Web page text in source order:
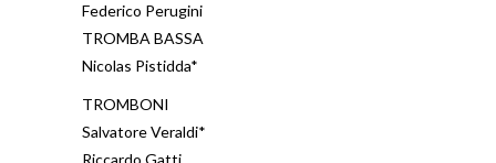
Federico Perugini
TROMBA BASSA
Nicolas Pistidda*
TROMBONI
Salvatore Veraldi*